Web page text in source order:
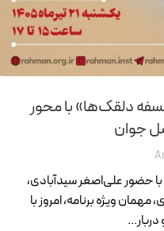
دلقک‌ها» با محور
جوان
حضور علی‌اصغر سیدآبادی،
ویژه برنامه، امروز با